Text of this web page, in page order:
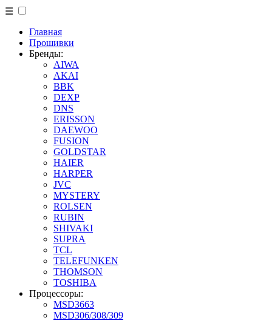
☰
Главная
Прошивки
Бренды:
AIWA
AKAI
BBK
DEXP
DNS
ERISSON
DAEWOO
FUSION
GOLDSTAR
HAIER
HARPER
JVC
MYSTERY
ROLSEN
RUBIN
SHIVAKI
SUPRA
TCL
TELEFUNKEN
THOMSON
TOSHIBA
Процессоры:
MSD3663
MSD306/308/309